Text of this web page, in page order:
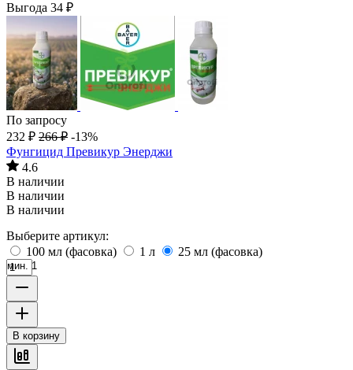
Выгода 34 ₽
По запросу
232 ₽ 266 ₽ -13%
Фунгицид Превикур Энерджи
4.6
В наличии
В наличии
В наличии
Выберите артикул:
100 мл (фасовка)
1 л 25 мл (фасовка)
мин. 1
В корзину